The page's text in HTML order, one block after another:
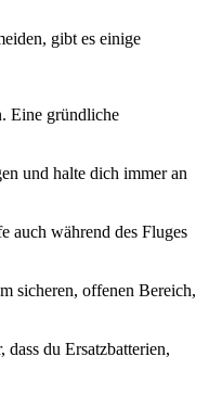
gibt es einige
Eine gründliche
und halte dich immer an
auch während des Fluges
sicheren, offenen Bereich,
du Ersatzbatterien,